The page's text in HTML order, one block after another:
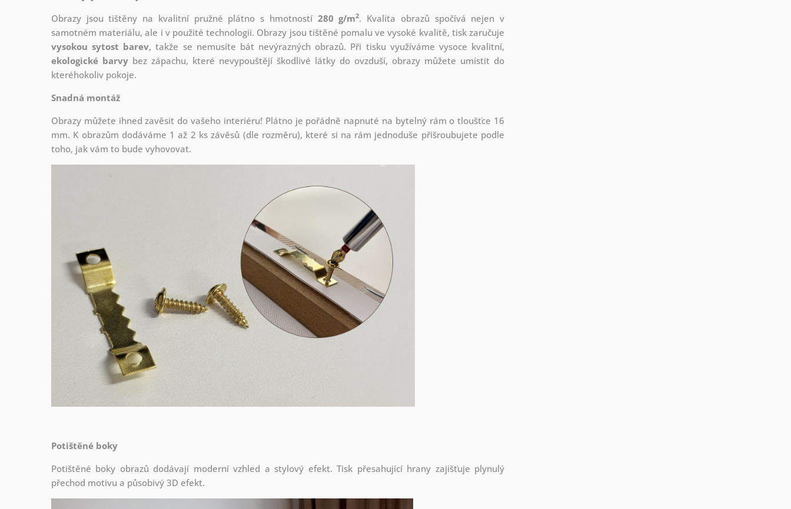
Obrazy jsou tištěny na kvalitní pružné plátno s hmotností 280 g/m2. Kvalita obrazů spočívá nejen v
samotném materiálu, ale i v použité technologii. Obrazy jsou tištěné pomalu ve vysoké kvalitě, tisk zaručuje
vysokou sytost barev, takže se nemusíte bát nevýrazných obrazů. Při tisku využíváme vysoce kvalitní,
ekologické barvy bez zápachu, které nevypouštějí škodlivé látky do ovzduší, obrazy můžete umístit do
kteréhokoliv pokoje.
Snadná montáž
Obrazy můžete ihned zavěsit do vašeho interiéru! Plátno je pořádně napnuté na bytelný rám o tloušťce 16
mm. K obrazům dodáváme 1 až 2 ks závěsů (dle rozměru), které si na rám jednoduše přišroubujete podle
toho, jak vám to bude vyhovovat.
Potištěné boky
Potištěné boky obrazů dodávají moderní vzhled a stylový efekt. Tisk přesahující hrany zajišťuje plynulý
přechod motivu a působivý 3D efekt.